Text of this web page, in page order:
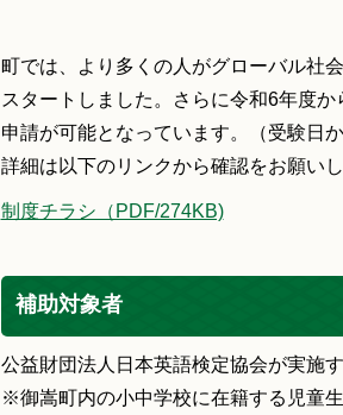
町では、より多くの人がグローバル社
スタートしました。さらに令和6年度
申請が可能となっています。（受験日
詳細は以下のリンクから確認をお願いし
制度チラシ（PDF/274KB)
補助対象者
公益財団法人日本英語検定協会が実施
※御嵩町内の小中学校に在籍する児童